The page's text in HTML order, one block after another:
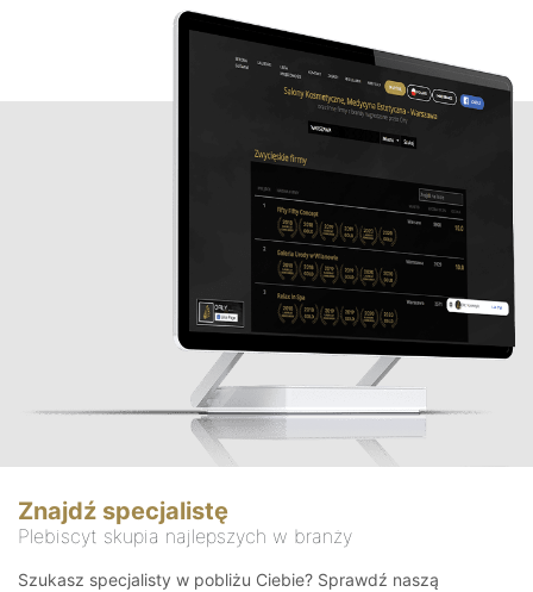
Znajdź specjalistę
Plebiscyt skupia najlepszych w branży
Szukasz specjalisty w pobliżu Ciebie? Sprawdź naszą